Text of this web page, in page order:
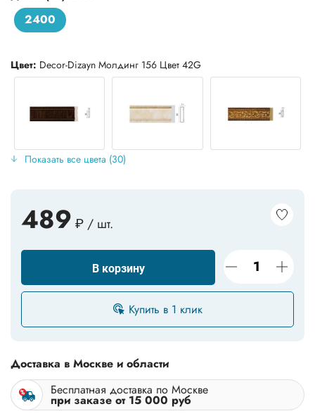
2400
Цвет: Decor-Dizayn Молдинг 156 Цвет 42G
Показать все цвета (30)
489 ₽ / шт.
В корзину
Купить в 1 клик
Доставка в Москве и области
Бесплатная доставка по Москве
при заказе от 15 000 руб